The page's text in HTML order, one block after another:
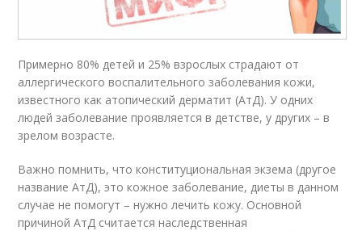
Примерно 80% детей и 25% взрослых страдают от
аллергического воспалительного заболевания кожи,
известного как атопический дерматит (АтД). У одних
людей заболевание проявляется в детстве, у других – в
зрелом возрасте.
Важно помнить, что конституциональная экзема (другое
название АтД), это кожное заболевание, диеты в данном
случае не помогут – нужно лечить кожу. Основной
причиной АтД считается наследственная